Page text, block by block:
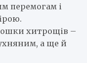
перемогам і
хитрощів –
а ще й